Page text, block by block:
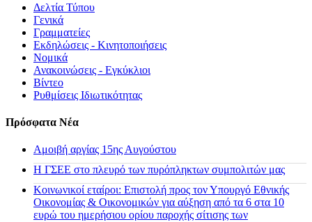
Δελτία Τύπου
Γενικά
Γραμματείες
Εκδηλώσεις - Κινητοποιήσεις
Νομικά
Ανακοινώσεις - Εγκύκλιοι
Βίντεο
Ρυθμίσεις Ιδιωτικότητας
Πρόσφατα Νέα
Αμοιβή αργίας 15ης Αυγούστου
H ΓΣΕΕ στο πλευρό των πυρόπληκτων συμπολιτών μας
Κοινωνικοί εταίροι: Επιστολή προς τον Υπουργό Εθνικής
Οικονομίας & Οικονομικών για αύξηση από τα 6 στα 10
ευρώ του ημερήσιου ορίου παροχής σίτισης των